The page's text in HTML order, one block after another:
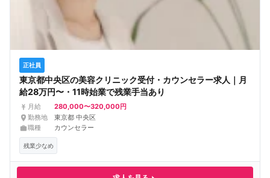
正社員
東京都中央区の美容クリニック受付・カウンセラー求人｜月
給28万円〜・11時始業で残業手当あり
月給 280,000〜320,000円
勤務地
東京都 中央区
職種
カウンセラー
残業少なめ